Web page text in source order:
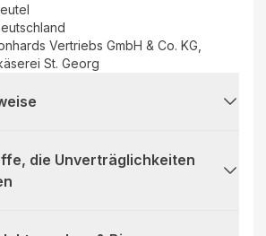
Vertriebs GmbH & Co. KG,
St. Georg
die Unverträglichkeiten